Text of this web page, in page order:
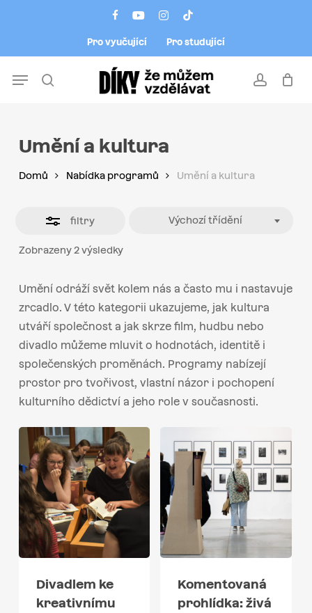
facebookyoutubeinstagram
tiktok
Pro vyučující Pro studující
account
Menu
Umění a kultura
Domů Nabídka programů Umění a kultura
filtry
Zobrazeny 2 výsledky
Výchozí třídění
Umění odráží svět kolem nás a často mu i nastavuje
zrcadlo. V této kategorii ukazujeme, jak kultura
utváří společnost a jak skrze film, hudbu nebo
divadlo můžeme mluvit o hodnotách, identitě i
společenských proměnách. Programy nabízejí
prostor pro tvořivost, vlastní názor i pochopení
kulturního dědictví a jeho role v současnosti.
Divadlem ke
kreativnímu
Komentovaná
prohlídka: živá